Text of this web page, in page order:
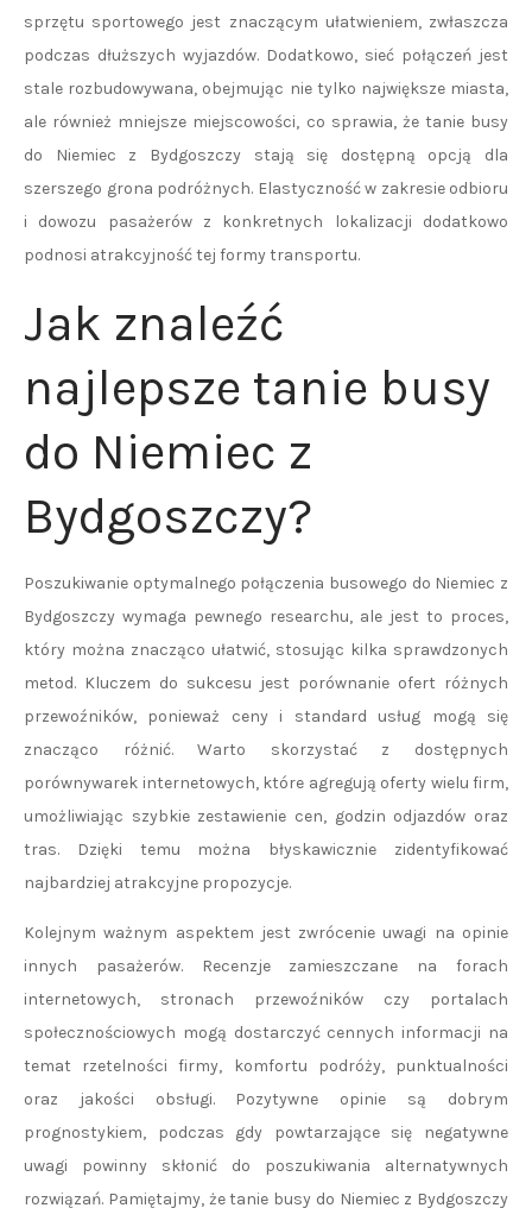
sprzętu sportowego jest znaczącym ułatwieniem, zwłaszcza
podczas dłuższych wyjazdów. Dodatkowo, sieć połączeń jest
stale rozbudowywana, obejmując nie tylko największe miasta,
ale również mniejsze miejscowości, co sprawia, że tanie busy
do Niemiec z Bydgoszczy stają się dostępną opcją dla
szerszego grona podróżnych. Elastyczność w zakresie odbioru
i dowozu pasażerów z konkretnych lokalizacji dodatkowo
podnosi atrakcyjność tej formy transportu.
Jak znaleźć
najlepsze tanie busy
do Niemiec z
Bydgoszczy?
Poszukiwanie optymalnego połączenia busowego do Niemiec z
Bydgoszczy wymaga pewnego researchu, ale jest to proces,
który można znacząco ułatwić, stosując kilka sprawdzonych
metod. Kluczem do sukcesu jest porównanie ofert różnych
przewoźników, ponieważ ceny i standard usług mogą się
znacząco różnić. Warto skorzystać z dostępnych
porównywarek internetowych, które agregują oferty wielu firm,
umożliwiając szybkie zestawienie cen, godzin odjazdów oraz
tras. Dzięki temu można błyskawicznie zidentyfikować
najbardziej atrakcyjne propozycje.
Kolejnym ważnym aspektem jest zwrócenie uwagi na opinie
innych pasażerów. Recenzje zamieszczane na forach
internetowych, stronach przewoźników czy portalach
społecznościowych mogą dostarczyć cennych informacji na
temat rzetelności firmy, komfortu podróży, punktualności
oraz jakości obsługi. Pozytywne opinie są dobrym
prognostykiem, podczas gdy powtarzające się negatywne
uwagi powinny skłonić do poszukiwania alternatywnych
rozwiązań. Pamiętajmy, że tanie busy do Niemiec z Bydgoszczy